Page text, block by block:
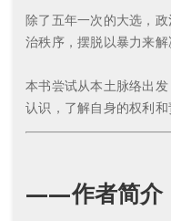
除了五年一次的大选，
治秩序，摆脱以暴力来
本书尝试从本土脉络出
认识，了解自身的权利和
——作者简介